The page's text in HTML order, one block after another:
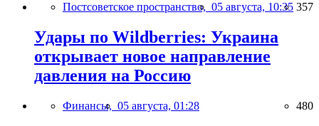
Постсоветское пространство, 05 августа, 10:35 357
Удары по Wildberries: Украина
открывает новое направление
давления на Россию
Финансы, 05 августа, 01:28 480